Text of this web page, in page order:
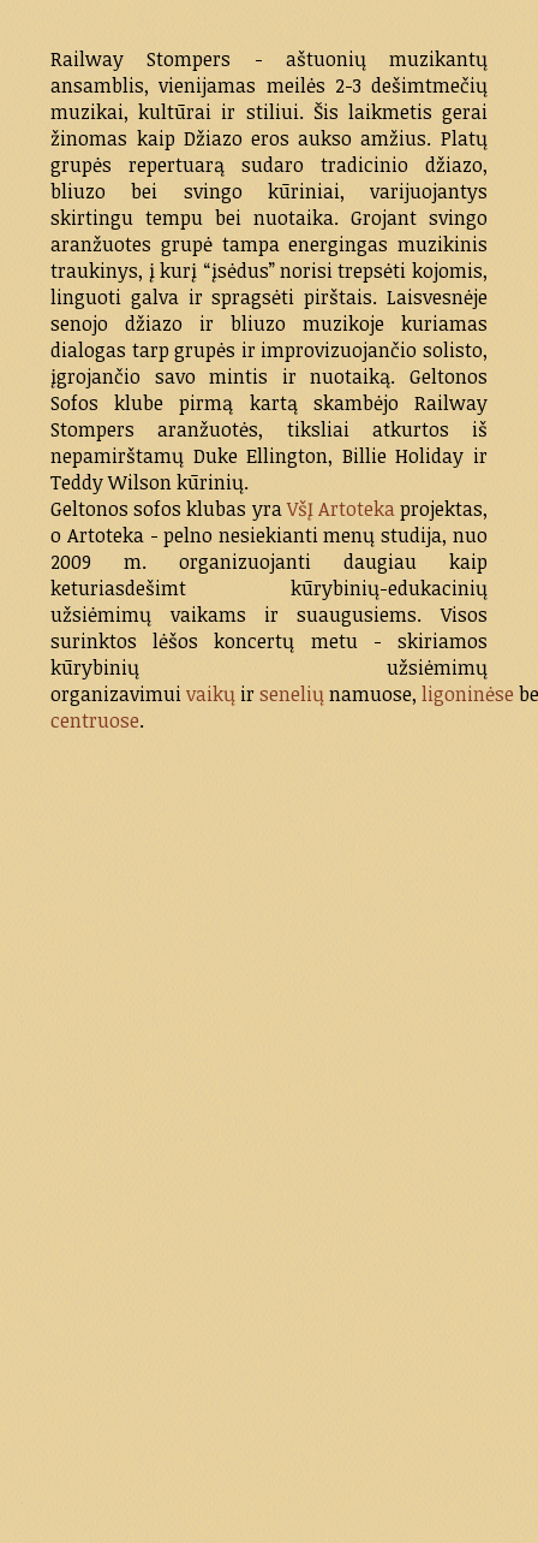
Railway Stompers - aštuonių muzikantų
ansamblis, vienijamas meilės 2-3 dešimtmečių
muzikai, kultūrai ir stiliui. Šis laikmetis gerai
žinomas kaip Džiazo eros aukso amžius. Platų
grupės repertuarą sudaro tradicinio džiazo,
bliuzo bei svingo kūriniai, varijuojantys
skirtingu tempu bei nuotaika. Grojant svingo
aranžuotes grupė tampa energingas muzikinis
traukinys, į kurį “įsėdus” norisi trepsėti kojomis,
linguoti galva ir spragsėti pirštais. Laisvesnėje
senojo džiazo ir bliuzo muzikoje kuriamas
dialogas tarp grupės ir improvizuojančio solisto,
įgrojančio savo mintis ir nuotaiką. Geltonos
Sofos klube pirmą kartą skambėjo Railway
Stompers aranžuotės, tiksliai atkurtos iš
nepamirštamų Duke Ellington, Billie Holiday ir
Teddy Wilson kūrinių.
Geltonos sofos klubas yraVšĮ Artotekaprojektas,
o Artoteka - pelno nesiekianti menų studija, nuo
2009 m. organizuojanti daugiau kaip
keturiasdešimt kūrybinių-edukacinių
užsiėmimų vaikams ir suaugusiems. Visos
surinktos lėšos koncertų metu - skiriamos
kūrybinių užsiėmimų
organizavimuivaikų irseneliųnamuose,ligoninėse
centruose.